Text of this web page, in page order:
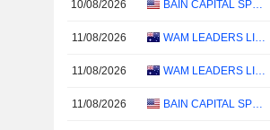
10/08/2026 BAIN CAPITAL SPECIALTY FINANCE, INC.
11/08/2026 WAM LEADERS LIMITED
11/08/2026 WAM LEADERS LIMITED
11/08/2026 BAIN CAPITAL SPECIALTY FINANCE, INC.